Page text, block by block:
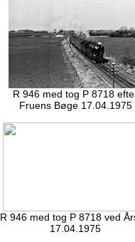
R 946 med tog P 8718
Fruens Bøge 17.04.1975
R 946 med tog P 8718 ved
17.04.1975